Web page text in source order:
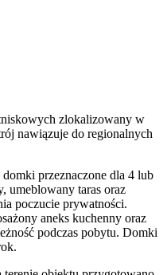
zlokalizowany w
nawiązuje do regionalnych
przeznaczone dla 4 lub
umeblowany taras oraz
poczucie prywatności.
aneks kuchenny oraz
podczas pobytu. Domki